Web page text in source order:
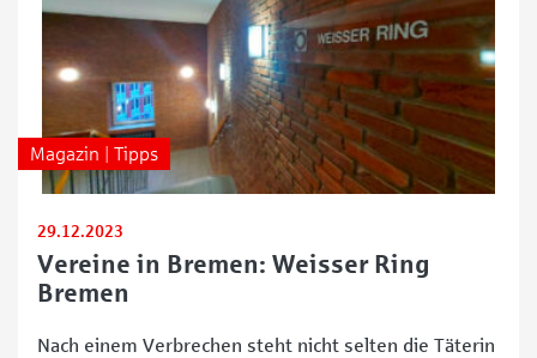
Magazin | Tipps
29.12.2023
Vereine in Bremen: Weisser Ring
Bremen
Nach einem Verbrechen steht nicht selten die Täterin